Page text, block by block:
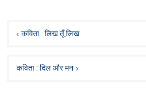
navigation
कविता : लिख तूँ लिख
कविता : दिल और मन